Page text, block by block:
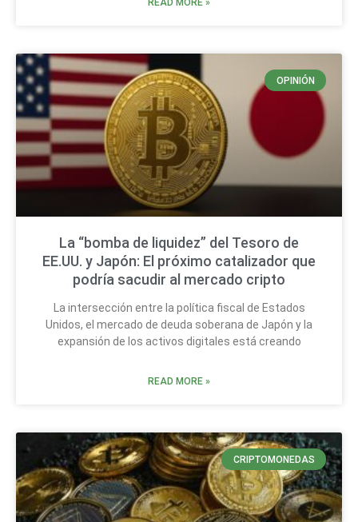
READ MORE »
OPINIÓN
La “bomba de liquidez” del Tesoro de
EE.UU. y Japón: El próximo catalizador que
podría sacudir al mercado cripto
La intersección entre la política fiscal de Estados
Unidos, el mercado de deuda soberana de Japón y la
expansión de los activos digitales está creando
READ MORE »
CRIPTOMONEDAS